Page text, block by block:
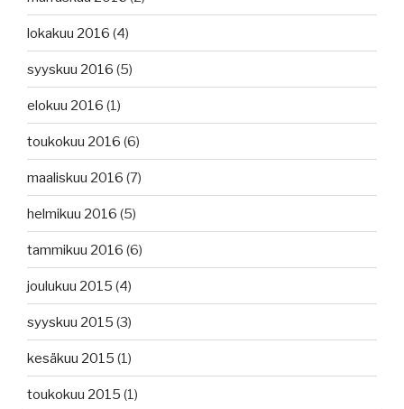
lokakuu 2016 (4)
syyskuu 2016 (5)
elokuu 2016 (1)
toukokuu 2016 (6)
maaliskuu 2016 (7)
helmikuu 2016 (5)
tammikuu 2016 (6)
joulukuu 2015 (4)
syyskuu 2015 (3)
kesäkuu 2015 (1)
toukokuu 2015 (1)